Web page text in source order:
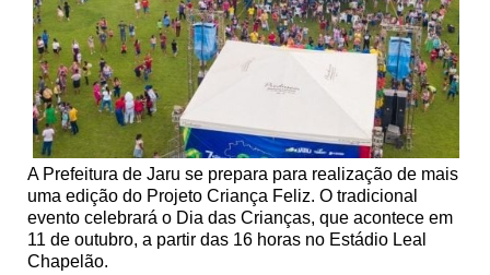
A Prefeitura de Jaru se prepara para realização de mais
uma edição do Projeto Criança Feliz. O tradicional
evento celebrará o Dia das Crianças, que acontece em
11 de outubro, a partir das 16 horas no Estádio Leal
Chapelão.